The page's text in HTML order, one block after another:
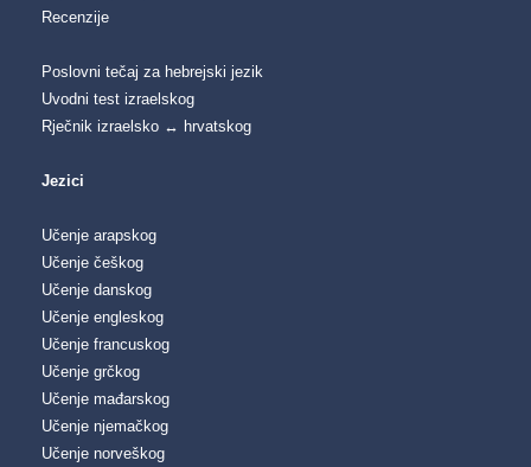
Recenzije
Poslovni tečaj za hebrejski jezik
Uvodni test izraelskog
Rječnik izraelsko ↔ hrvatskog
Jezici
Učenje arapskog
Učenje češkog
Učenje danskog
Učenje engleskog
Učenje francuskog
Učenje grčkog
Učenje mađarskog
Učenje njemačkog
Učenje norveškog